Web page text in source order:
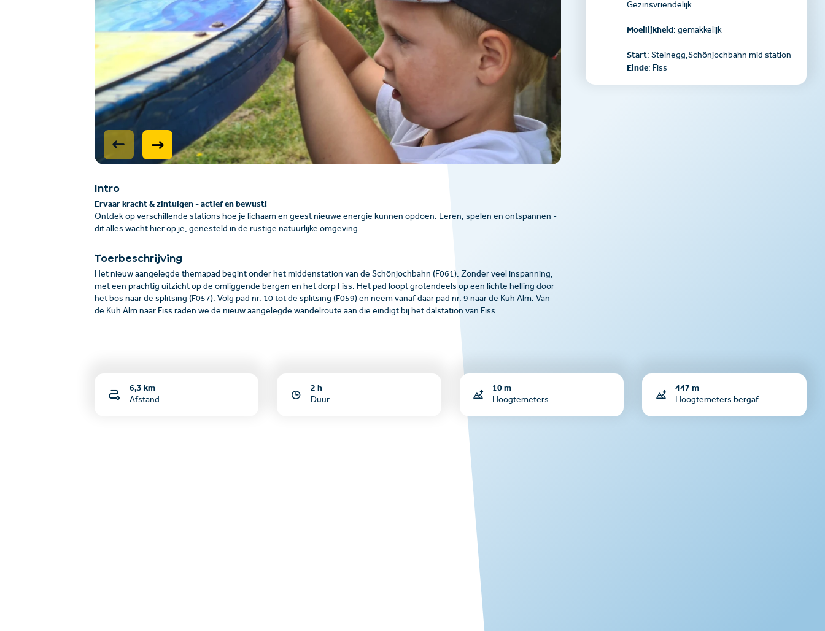
Intro
Ervaar kracht & zintuigen - actief en bewust!
Ontdek op verschillende stations hoe je lichaam en geest nieuwe energie kunnen opdoen. Leren, spelen en ontspannen -
dit alles wacht hier op je, genesteld in de rustige natuurlijke omgeving.
Toerbeschrijving
Het nieuw aangelegde themapad begint onder het middenstation van de Schönjochbahn (F061). Zonder veel inspanning,
met een prachtig uitzicht op de omliggende bergen en het dorp Fiss. Het pad loopt grotendeels op een lichte helling door
het bos naar de splitsing (F057). Volg pad nr. 10 tot de splitsing (F059) en neem vanaf daar pad nr. 9 naar de Kuh Alm. Van
de Kuh Alm naar Fiss raden we de nieuw aangelegde wandelroute aan die eindigt bij het dalstation van Fiss.
Gezinsvriendelijk
Moeilijkheid: gemakkelijk
Start: Steinegg,Schönjochbahn mid station
Einde: Fiss
6,3 km
Afstand
2 h
Duur
10 m
Hoogtemeters
447 m
Hoogtemeters bergaf